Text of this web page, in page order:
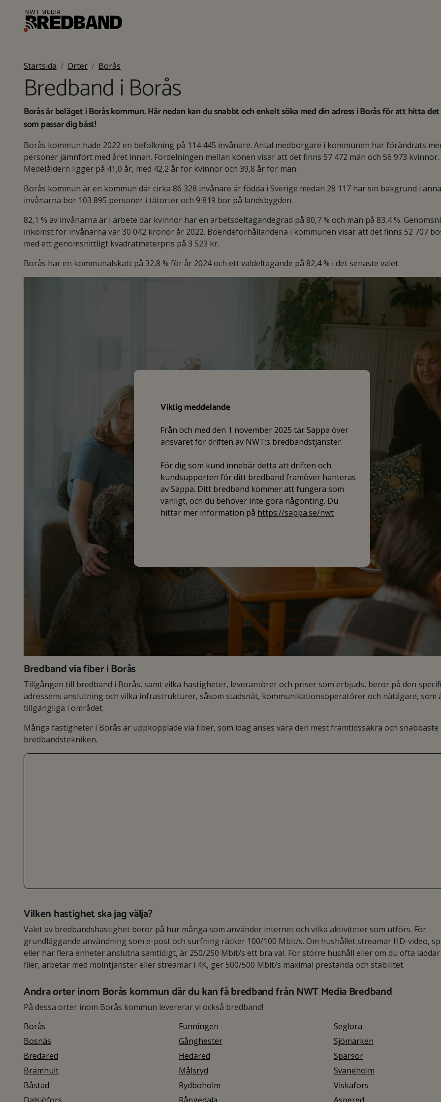
Startsida Orter Borås
Bredband i Borås
Borås är beläget i Borås kommun. Här nedan kan du snabbt och enkelt söka med din adress i Borås för att hitta
som passar dig bäst!
Borås kommun hade 2022 en befolkning på 114 445 invånare. Antal medborgare i kommunen har förändrats
personer jämnfört med året innan. Fördelningen mellan könen visar att det finns 57 472 män och 56 973 kvinnor.
Medelåldern ligger på 41,0 år, med 42,2 år för kvinnor och 39,8 år för män.
Borås kommun är en kommun där cirka 86 328 invånare är födda i Sverige medan 28 117 har sin bakgrund i
invånarna bor 103 895 personer i tätorter och 9 819 bor på landsbygden.
82,1 % av invånarna är i arbete där kvinnor har en arbetsdeltagandegrad på 80,7 % och män på 83,4 %.
inkomst för invånarna var 30 042 kronor år 2022. Boendeförhållandena i kommunen visar att det finns 52 707
med ett genomsnittligt kvadratmeterpris på 3 523 kr.
Borås har en kommunalskatt på 32,8 % för år 2024 och ett valdeltagande på 82,4 % i det senaste valet.
Viktig meddelande
Från och med den 1 november 2025 tar Sappa över
ansvaret för driften av NWT:s bredbandstjänster.
För dig som kund innebär detta att driften och
kundsupporten för ditt bredband framöver hanteras
av Sappa. Ditt bredband kommer att fungera som
vanligt, och du behöver inte göra någonting. Du
hittar mer information på https://sappa.se/nwt
Bredband via fiber i Borås
Tillgången till bredband i Borås, samt vilka hastigheter, leverantörer och priser som erbjuds, beror på den
adressens anslutning och vilka infrastrukturer, såsom stadsnät, kommunikationsoperatörer och nätägare, som
tillgängliga i området.
Många fastigheter i Borås är uppkopplade via fiber, som idag anses vara den mest framtidssäkra och snabbaste
bredbandstekniken.
Vilken hastighet ska jag välja?
Valet av bredbandshastighet beror på hur många som använder internet och vilka aktiviteter som utförs. För
grundläggande användning som e-post och surfning räcker 100/100 Mbit/s. Om hushållet streamar HD-video,
eller har flera enheter anslutna samtidigt, är 250/250 Mbit/s ett bra val. För större hushåll eller om du ofta
filer, arbetar med molntjänster eller streamar i 4K, ger 500/500 Mbit/s maximal prestanda och stabilitet.
Andra orter inom Borås kommun där du kan få bredband från NWT Media Bredband
På dessa orter inom Borås kommun levererar vi också bredband!
Borås
Bosnäs
Bredared
Brämhult
Båstad
Funningen
Gånghester
Hedared
Målsryd
Rydboholm
Seglora
Sjömarken
Sparsör
Svaneholm
Viskafors